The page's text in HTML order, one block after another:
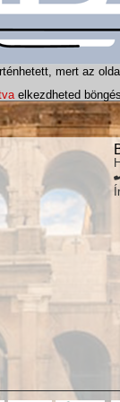
mert az
elkezdheted